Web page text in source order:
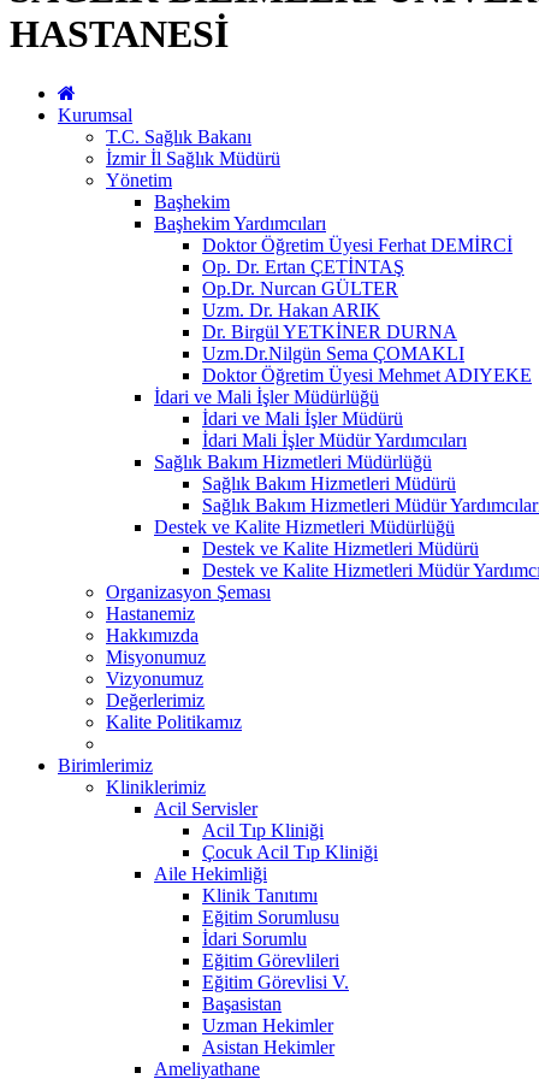
HASTANESİ
Kurumsal
T.C. Sağlık Bakanı
İzmir İl Sağlık Müdürü
Yönetim
Başhekim
Başhekim Yardımcıları
Doktor Öğretim Üyesi Ferhat DEMİRCİ
Op. Dr. Ertan ÇETİNTAŞ
Op.Dr. Nurcan GÜLTER
Uzm. Dr. Hakan ARIK
Dr. Birgül YETKİNER DURNA
Uzm.Dr.Nilgün Sema ÇOMAKLI
Doktor Öğretim Üyesi Mehmet ADIYEKE
İdari ve Mali İşler Müdürlüğü
İdari ve Mali İşler Müdürü
İdari Mali İşler Müdür Yardımcıları
Sağlık Bakım Hizmetleri Müdürlüğü
Sağlık Bakım Hizmetleri Müdürü
Sağlık Bakım Hizmetleri Müdür
Destek ve Kalite Hizmetleri Müdürlüğü
Destek ve Kalite Hizmetleri Müdürü
Destek ve Kalite Hizmetleri Müdür
Organizasyon Şeması
Hastanemiz
Hakkımızda
Misyonumuz
Vizyonumuz
Değerlerimiz
Kalite Politikamız
Birimlerimiz
Kliniklerimiz
Acil Servisler
Acil Tıp Kliniği
Çocuk Acil Tıp Kliniği
Aile Hekimliği
Klinik Tanıtımı
Eğitim Sorumlusu
İdari Sorumlu
Eğitim Görevlileri
Eğitim Görevlisi V.
Başasistan
Uzman Hekimler
Asistan Hekimler
Ameliyathane